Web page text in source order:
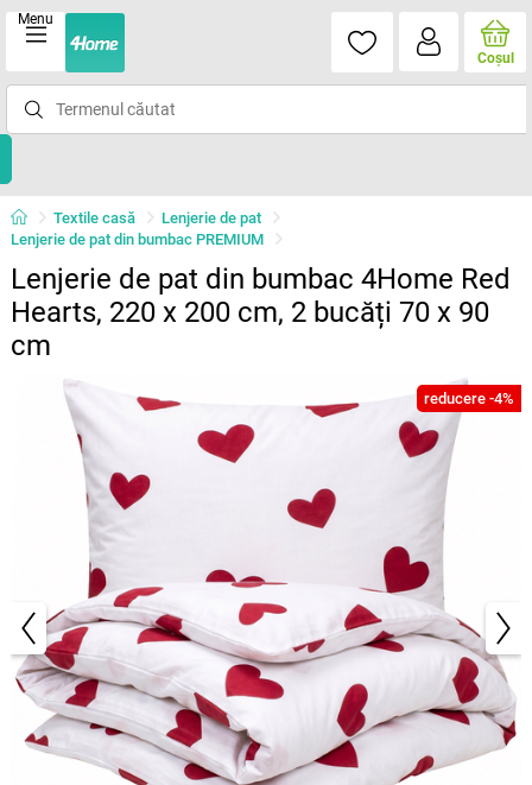
Menu
Coşul
Textile casă
Lenjerie de pat
Lenjerie de pat din bumbac PREMIUM
Lenjerie de pat din bumbac 4Home Red
Hearts, 220 x 200 cm, 2 bucăți 70 x 90
cm
reducere -4%